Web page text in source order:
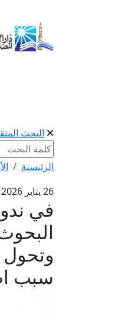
البحث
الرئيسية
26 يناير 2026 م
في
وتحول
سبب